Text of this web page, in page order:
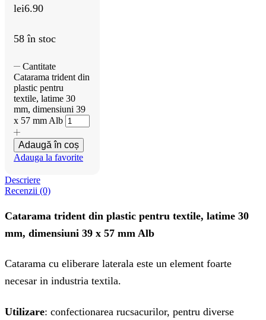
lei6.90
58 în stoc
Cantitate
Catarama trident din
plastic pentru
textile, latime 30
mm, dimensiuni 39
x 57 mm Alb
Adaugă în coș
Adauga la favorite
Descriere
Recenzii (0)
Catarama trident din plastic pentru textile, latime 30
mm, dimensiuni 39 x 57 mm Alb
Catarama cu eliberare laterala este un element foarte
necesar in industria textila.
Utilizare: confectionarea rucsacurilor, pentru diverse